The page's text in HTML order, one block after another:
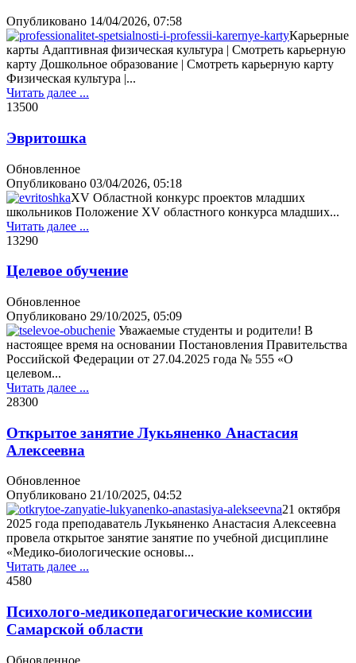
Опубликовано 14/04/2026, 07:58
Карьерные
карты Адаптивная физическая культура | Смотреть карьерную
карту Дошкольное образование | Смотреть карьерную карту
Физическая культура |...
Читать далее ...
13500
Эвритошка
Обновленное
Опубликовано 03/04/2026, 05:18
XV Областной конкурс проектов младших
школьников Положение XV областного конкурса младших...
Читать далее ...
13290
Целевое обучение
Обновленное
Опубликовано 29/10/2025, 05:09
Уважаемые студенты и родители! В
настоящее время на основании Постановления Правительства
Российской Федерации от 27.04.2025 года № 555 «О
целевом...
Читать далее ...
28300
Открытое занятие Лукьяненко Анастасия
Алексеевна
Обновленное
Опубликовано 21/10/2025, 04:52
21 октября
2025 года преподаватель Лукьяненко Анастасия Алексеевна
провела открытое занятие занятие по учебной дисциплине
«Медико-биологические основы...
Читать далее ...
4580
Психолого-медикопедагогические комиссии
Самарской области
Обновленное